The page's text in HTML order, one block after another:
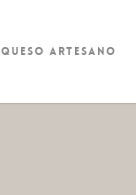
Queso artesano